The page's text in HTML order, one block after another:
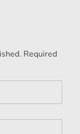
Required